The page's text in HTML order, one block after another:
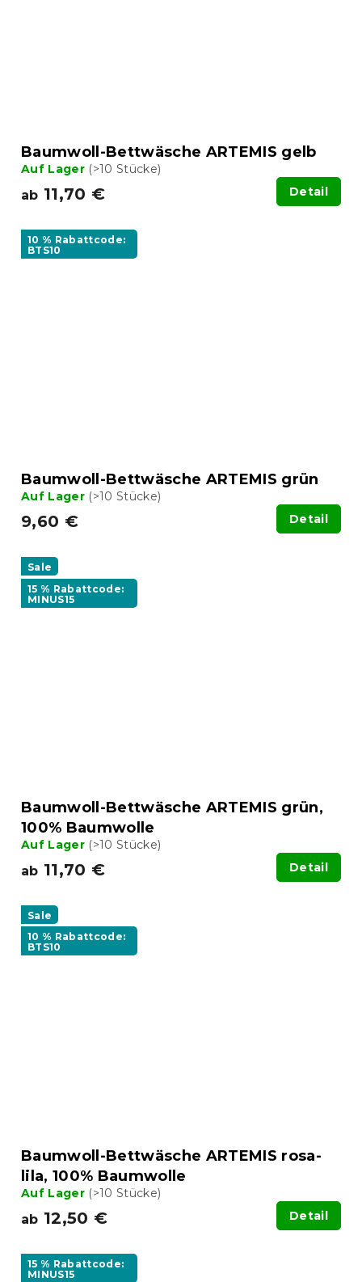
Baumwoll-Bettwäsche ARTEMIS gelb
Auf Lager (>10 Stücke)
ab 11,70 € Detail
10 % Rabattcode:
BTS10
Baumwoll-Bettwäsche ARTEMIS grün
Auf Lager (>10 Stücke)
9,60 € Detail
Sale
15 % Rabattcode:
MINUS15
Baumwoll-Bettwäsche ARTEMIS grün,
100% Baumwolle
Auf Lager (>10 Stücke)
ab 11,70 € Detail
Sale
10 % Rabattcode:
BTS10
Baumwoll-Bettwäsche ARTEMIS rosa-
lila, 100% Baumwolle
Auf Lager (>10 Stücke)
ab 12,50 € Detail
15 % Rabattcode:
MINUS15